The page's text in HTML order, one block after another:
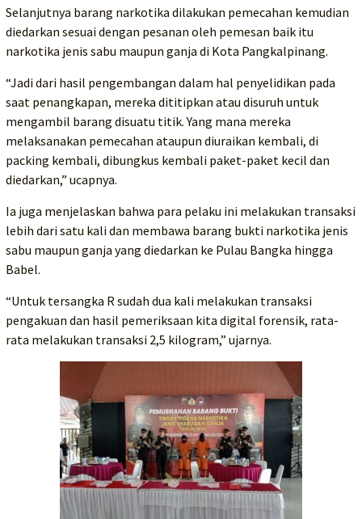
Selanjutnya barang narkotika dilakukan pemecahan kemudian
diedarkan sesuai dengan pesanan oleh pemesan baik itu
narkotika jenis sabu maupun ganja di Kota Pangkalpinang.
“Jadi dari hasil pengembangan dalam hal penyelidikan pada
saat penangkapan, mereka dititipkan atau disuruh untuk
mengambil barang disuatu titik. Yang mana mereka
melaksanakan pemecahan ataupun diuraikan kembali, di
packing kembali, dibungkus kembali paket-paket kecil dan
diedarkan,” ucapnya.
Ia juga menjelaskan bahwa para pelaku ini melakukan transaksi
lebih dari satu kali dan membawa barang bukti narkotika jenis
sabu maupun ganja yang diedarkan ke Pulau Bangka hingga
Babel.
“Untuk tersangka R sudah dua kali melakukan transaksi
pengakuan dan hasil pemeriksaan kita digital forensik, rata-
rata melakukan transaksi 2,5 kilogram,” ujarnya.